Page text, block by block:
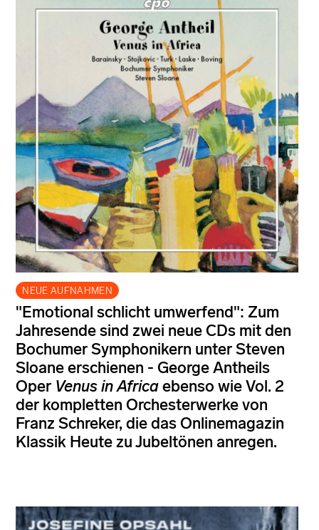
NEUE AUFNAHMEN
"Emotional schlicht umwerfend": Zum
Jahresende sind zwei neue CDs mit den
Bochumer Symphonikern unter Steven
Sloane erschienen - George Antheils
Oper Venus in Africaebenso wie Vol. 2
der kompletten Orchesterwerke von
Franz Schreker, die das Onlinemagazin
Klassik Heute zu Jubeltönen anregen.